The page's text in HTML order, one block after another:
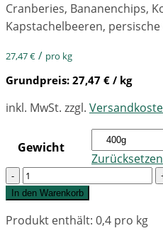
Cranberies, Bananenchips,
Kapstachelbeeren,
27,47€ / pro kg
Grundpreis: 27,47 € / kg
inkl. MwSt. zzgl.
Gewicht
Zurücksetzen
Quantity
In den Warenkorb
Produkt enthält: 0,4 pro kg